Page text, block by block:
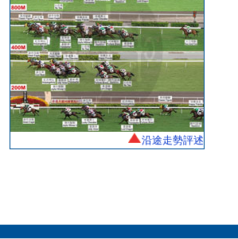
沿途走勢評述